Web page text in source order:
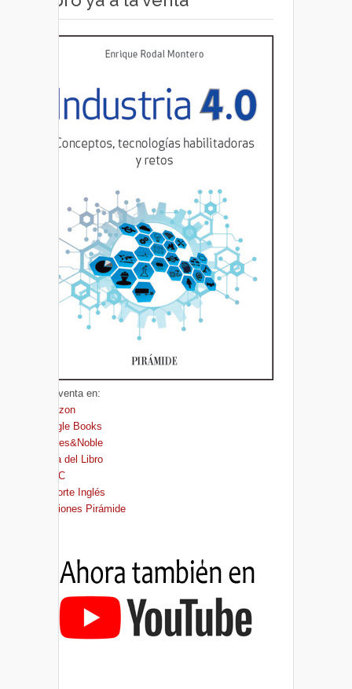
A la venta en:
Amazon
Google Books
Barnes&Noble
Casa del Libro
FNAC
El Corte Inglés
Ediciones Pirámide